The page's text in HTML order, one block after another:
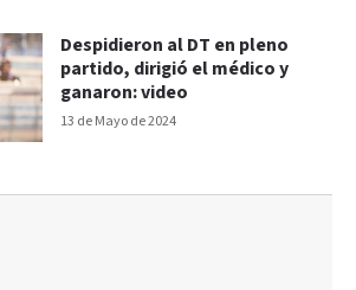
13 de Mayo de 2024
Despidieron al DT en pleno
partido, dirigió el médico y
ganaron: video